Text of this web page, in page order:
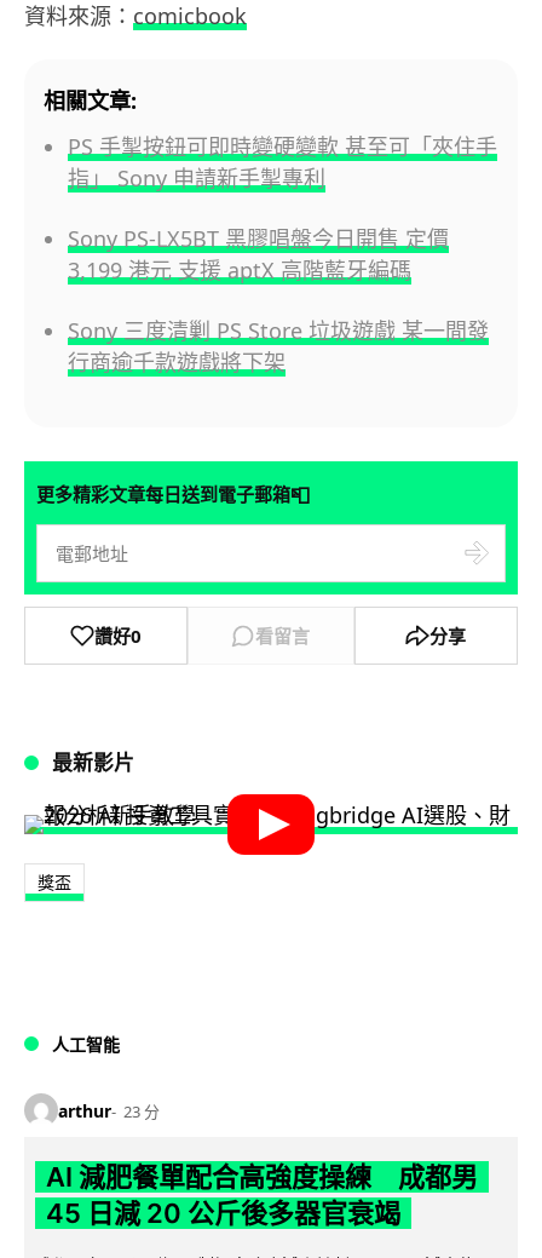
資料來源： comicbook
相關文章:
PS 手掣按鈕可即時變硬變軟 甚至可「夾住手
指」 Sony 申請新手掣專利
Sony PS-LX5BT 黑膠唱盤今日開售 定價
3,199 港元 支援 aptX 高階藍牙編碼
Sony 三度清剿 PS Store 垃圾遊戲 某一間發
行商逾千款遊戲將下架
更多精彩文章每日送到電子郵箱📮
讚好0 看留言 分享
最新影片
獎盃
人工智能
arthur 23 分
AI 減肥餐單配合高強度操練 成都男
45 日減 20 公斤後多器官衰竭